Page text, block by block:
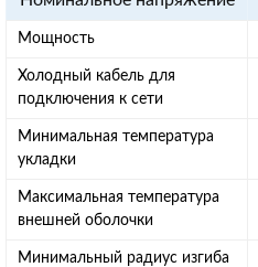
Мощность
Холодный кабель для
подключения к сети
Минимальная температура
укладки
Максимальная температура
внешней оболочки
Минимальный радиус изгиба